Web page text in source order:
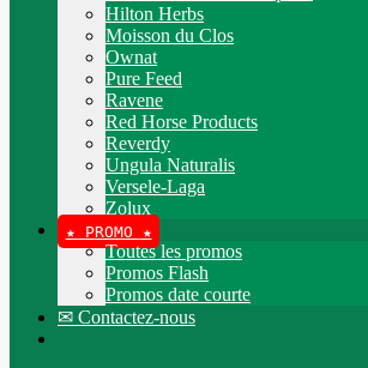
Hilton Herbs
Moisson du Clos
Ownat
Pure Feed
Ravene
Red Horse Products
Reverdy
Ungula Naturalis
Versele-Laga
Zolux
★ PROMO ★
Toutes les promos
Promos Flash
Promos date courte
✉ Contactez-nous